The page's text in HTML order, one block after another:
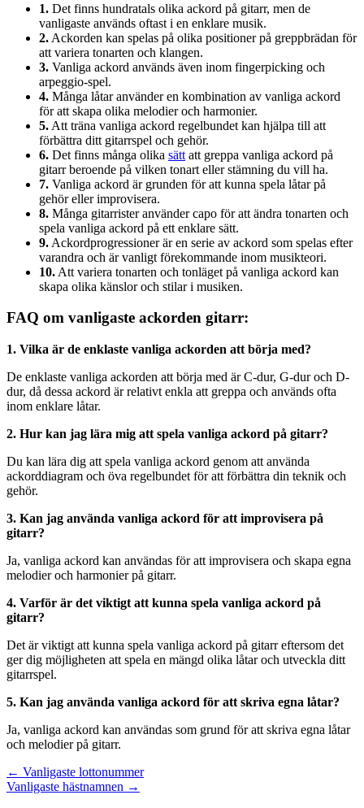
1. Det finns hundratals olika ackord på gitarr, men de
vanligaste används oftast i en enklare musik.
2. Ackorden kan spelas på olika positioner på greppbrädan för
att variera tonarten och klangen.
3. Vanliga ackord används även inom fingerpicking och
arpeggio-spel.
4. Många låtar använder en kombination av vanliga ackord
för att skapa olika melodier och harmonier.
5. Att träna vanliga ackord regelbundet kan hjälpa till att
förbättra ditt gitarrspel och gehör.
6. Det finns många olika sätt att greppa vanliga ackord på
gitarr beroende på vilken tonart eller stämning du vill ha.
7. Vanliga ackord är grunden för att kunna spela låtar på
gehör eller improvisera.
8. Många gitarrister använder capo för att ändra tonarten och
spela vanliga ackord på ett enklare sätt.
9. Ackordprogressioner är en serie av ackord som spelas efter
varandra och är vanligt förekommande inom musikteori.
10. Att variera tonarten och tonläget på vanliga ackord kan
skapa olika känslor och stilar i musiken.
FAQ om vanligaste ackorden gitarr:
1. Vilka är de enklaste vanliga ackorden att börja med?
De enklaste vanliga ackorden att börja med är C-dur, G-dur och D-
dur, då dessa ackord är relativt enkla att greppa och används ofta
inom enklare låtar.
2. Hur kan jag lära mig att spela vanliga ackord på gitarr?
Du kan lära dig att spela vanliga ackord genom att använda
ackorddiagram och öva regelbundet för att förbättra din teknik och
gehör.
3. Kan jag använda vanliga ackord för att improvisera på
gitarr?
Ja, vanliga ackord kan användas för att improvisera och skapa egna
melodier och harmonier på gitarr.
4. Varför är det viktigt att kunna spela vanliga ackord på
gitarr?
Det är viktigt att kunna spela vanliga ackord på gitarr eftersom det
ger dig möjligheten att spela en mängd olika låtar och utveckla ditt
gitarrspel.
5. Kan jag använda vanliga ackord för att skriva egna låtar?
Ja, vanliga ackord kan användas som grund för att skriva egna låtar
och melodier på gitarr.
Inläggsnavigering
← Vanligaste lottonummer
Vanligaste hästnamnen →